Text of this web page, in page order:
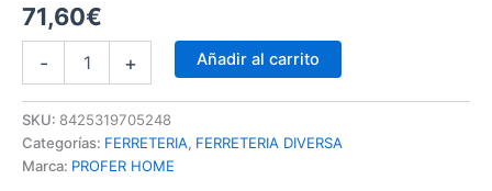
71,60€
- + Añadir al carrito
SKU: 8425319705248
Categorías: FERRETERIA, FERRETERIA DIVERSA
Marca: PROFER HOME